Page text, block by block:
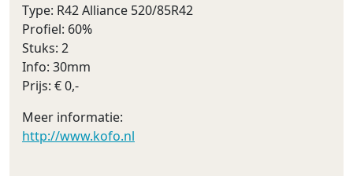
Type: R42 Alliance 520/85R42
Profiel: 60%
Stuks: 2
Info: 30mm
Prijs: € 0,-
Meer informatie:
http://www.kofo.nl